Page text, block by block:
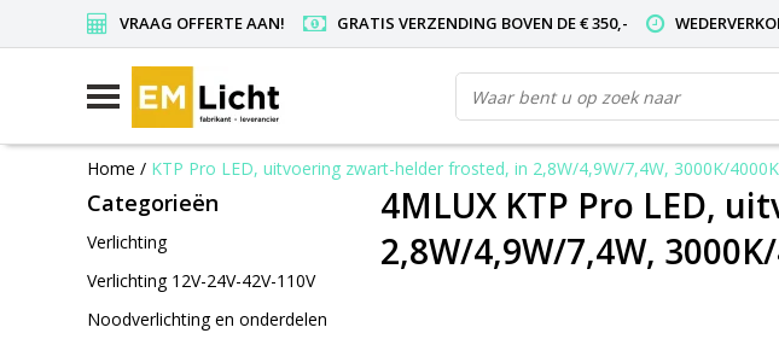
VRAAG OFFERTE AAN! GRATIS VERZENDING BOVEN DE € 350,-
Home / KTP Pro LED, uitvoering zwart-helder frosted, in 2,8W/4,9W/7,4W, 3000K/
Categorieën
Verlichting
Verlichting 12V-24V-42V-110V
Noodverlichting en onderdelen
4MLUX KTP Pro LED,
2,8W/4,9W/7,4W,